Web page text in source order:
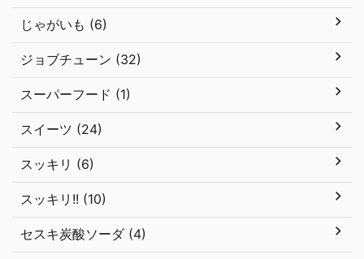
じゃがいも (6)
ジョブチューン (32)
スーパーフード (1)
スイーツ (24)
スッキリ (6)
スッキリ!! (10)
セスキ炭酸ソーダ (4)